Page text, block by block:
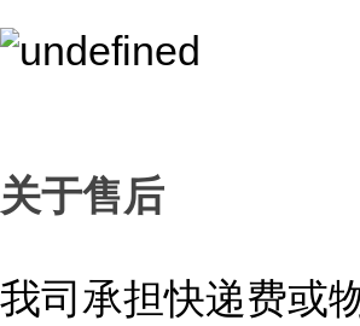
关于售后
我司承担快递费或